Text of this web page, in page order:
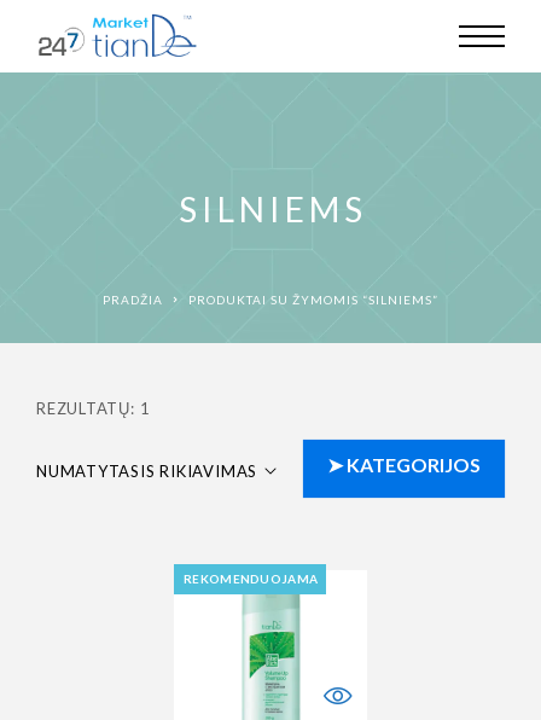
SILNIEMS
PRADŽIA PRODUKTAI SU ŽYMOMIS “SILNIEMS”
REZULTATŲ: 1
NUMATYTASIS RIKIAVIMAS
REKOMENDUOJAMA